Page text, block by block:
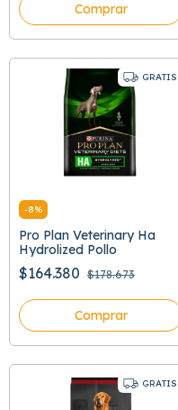
Comprar
GRATIS
-8%
Pro Plan Veterinary Ha
Hydrolized Pollo
$164.380 $178.673
Comprar
GRATIS